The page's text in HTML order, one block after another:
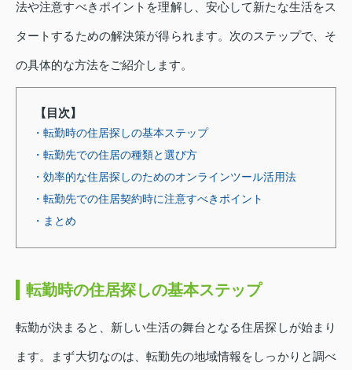
法や注意すべきポイントを理解し、安心して新たな生活をス
タートするための解決策が得られます。次のステップで、そ
の具体的な方法をご紹介します。
【目次】
・転勤時の住居探しの基本ステップ
・転勤先での住居の種類と選び方
・効率的な住居探しのためのオンラインツール活用法
・転勤先での住居契約時に注意すべきポイント
・まとめ
転勤時の住居探しの基本ステップ
転勤が決まると、新しい生活の舞台となる住居探しが始まり
ます。まず大切なのは、転勤先の地域情報をしっかりと調べ